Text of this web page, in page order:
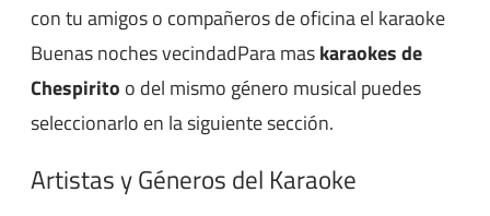
con tu amigos o compañeros de oficina el karaoke
Buenas noches vecindadPara maskaraokes de
Chespirito o del mismo género musical puedes
seleccionarlo en la siguiente sección.
Artistas y Géneros del Karaoke